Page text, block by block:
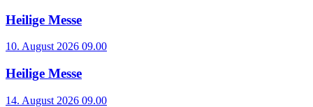
Heilige Messe
10. August 2026 09.00
Heilige Messe
14. August 2026 09.00